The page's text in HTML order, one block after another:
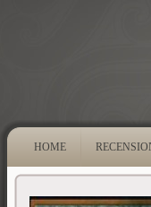
HOME